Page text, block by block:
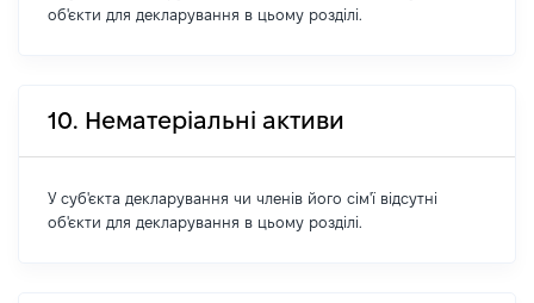
об'єкти для декларування в цьому розділі.
10. Нематеріальні активи
У суб'єкта декларування чи членів його сім'ї відсутні
об'єкти для декларування в цьому розділі.